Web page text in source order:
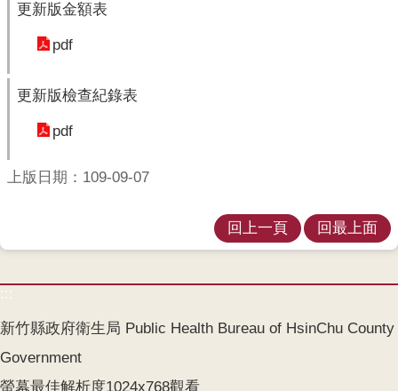
齒
塗
氟
M
療
網
站
導
更新版金額表
pdf
更新版檢查紀錄表
pdf
上版日期：109-09-07
回上一頁 回最上面
:::
新竹縣政府衛生局 Public Health Bureau of HsinChu County
Government
螢幕最佳解析度1024x768觀看